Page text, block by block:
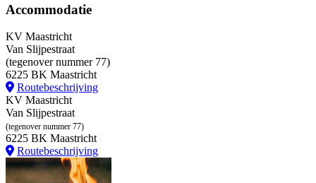
Accommodatie
KV Maastricht
Van Slijpestraat
(tegenover nummer 77)
6225 BK Maastricht
Routebeschrijving
KV Maastricht
Van Slijpestraat
(tegenover nummer 77)
6225 BK Maastricht
Routebeschrijving